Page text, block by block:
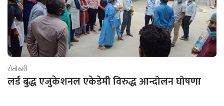
सेतोखरी
लर्ड बुद्ध एजुकेशनल एकेडेमी विरुद्ध आन्दोलन घोषणा